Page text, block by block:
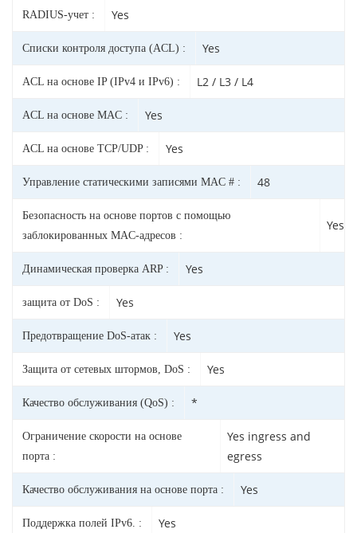
RADIUS-учет : Yes
Списки контроля доступа (ACL) : Yes
ACL на основе IP (IPv4 и IPv6) : L2 / L3 / L4
ACL на основе MAC : Yes
ACL на основе TCP/UDP : Yes
Управление статическими записями MAC # : 48
Безопасность на основе портов с помощью
заблокированных MAC-адресов :
Yes
Динамическая проверка ARP : Yes
защита от DoS : Yes
Предотвращение DoS-атак : Yes
Защита от сетевых штормов, DoS : Yes
Качество обслуживания (QoS) : *
Ограничение скорости на основе
порта :
Yes ingress and
egress
Качество обслуживания на основе порта : Yes
Поддержка полей IPv6. : Yes